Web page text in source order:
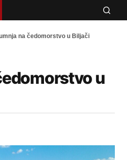
na čedomorstvo u Biljači
u